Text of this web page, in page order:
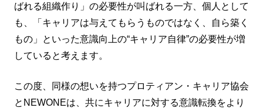
ばれる組織作り」の必要性が叫ばれる一方、個人として
も、「キャリアは与えてもらうものではなく、自ら築く
もの」といった意識向上の“キャリア自律”の必要性が増
していると考えます。
この度、同様の想いを持つプロティアン・キャリア協会
とNEWONEは、共にキャリアに対する意識転換をより